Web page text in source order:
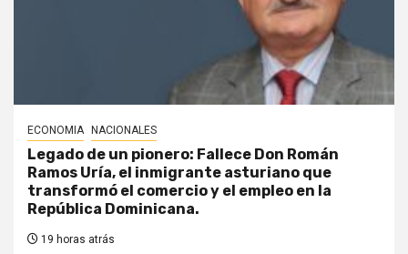
ECONOMIA NACIONALES
Legado de un pionero: Fallece Don Román
Ramos Uría, el inmigrante asturiano que
transformó el comercio y el empleo en la
República Dominicana.
19 horas atrás